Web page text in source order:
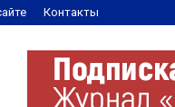
Контакты